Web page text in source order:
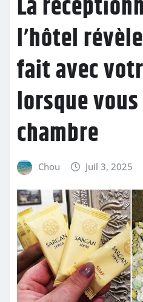
l’hôtel
fait avec
lorsque
chambre
Chou Juil 3, 2025